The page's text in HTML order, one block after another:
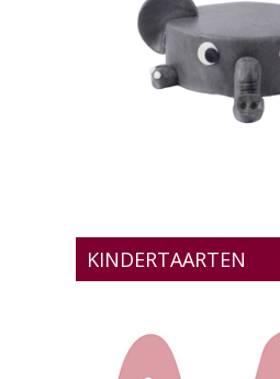
KINDERTAARTEN